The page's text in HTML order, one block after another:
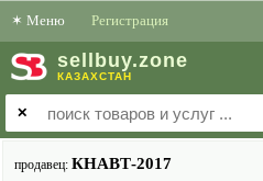
✶ Меню Регистрация
sell buy.zone
КАЗАХСТАН
✕
продавец: КНАВТ-2017